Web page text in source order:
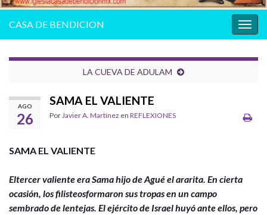
la
CASA DE BENDICION
LA CUEVA DE ADULAM
AGO
26
SAMA EL VALIENTE
Por Javier A. Martínez en REFLEXIONES
SAMA EL VALIENTE
Eltercer valiente era Sama hijo de Agué el ararita. En cierta
ocasión, los filisteosformaron sus tropas en un campo
sembrado de lentejas. El ejército de Israelhuyó ante ellos, pero